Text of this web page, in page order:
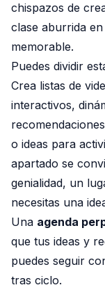
chispazos de
clase aburrida
memorable.
Puedes dividir
Crea listas de
interactivos,
o ideas para
apartado se
genialidad, un
necesitas una
Una agenda
que tus ideas y
puedes seguir
tras ciclo.